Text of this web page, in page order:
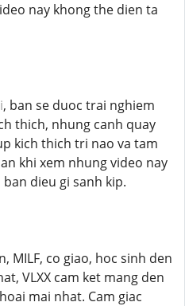
nay khong the dien ta
, ban se duoc trai nghiem
thich, nhung canh quay
kich thich tri nao va tam
khi xem nhung video nay
dieu gi sanh kip.
MILF, co giao, hoc sinh den
VLXX cam ket mang den
mai nhat. Cam giac